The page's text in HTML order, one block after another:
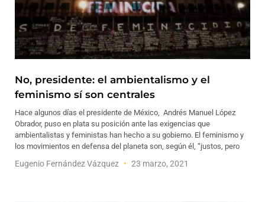
No, presidente: el ambientalismo y el
feminismo sí son centrales
Hace algunos días el presidente de México, Andrés Manuel López
Obrador, puso en plata su posición ante las exigencias que
ambientalistas y feministas han hecho a su gobierno. El feminismo y
los movimientos en defensa del planeta son, según él, “justos, pero
Eugenio Fernández Vázquez 23 marzo, 2021